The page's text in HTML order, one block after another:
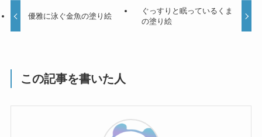
優雅に泳ぐ金魚の塗り絵
ぐっすりと眠っているくま
の塗り絵
この記事を書いた人